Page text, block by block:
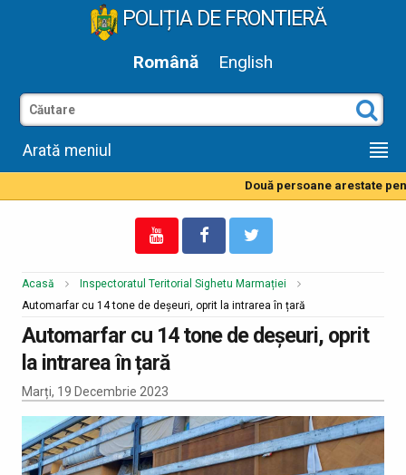
POLIȚIA DE FRONTIERĂ
Română English
Arată meniul
Două persoane arestate
Acasă
Inspectoratul Teritorial Sighetu Marmației
Automarfar cu 14 tone de deșeuri, oprit la intrarea în țară
Automarfar cu 14 tone de deșeuri, oprit
la intrarea în țară
Marți, 19 Decembrie 2023